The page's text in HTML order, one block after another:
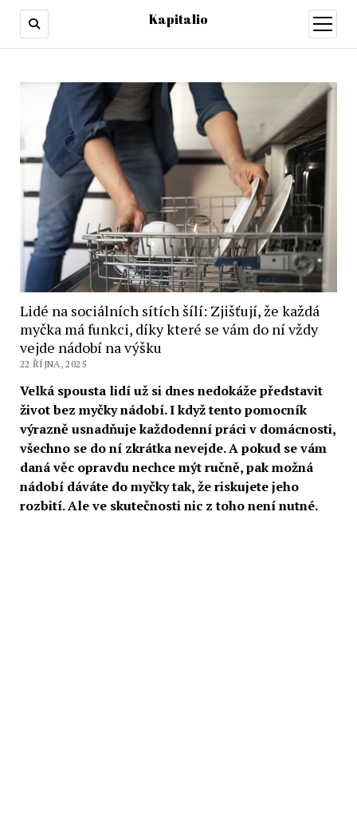
Kapitalio
otevřít
menu
Lidé na sociálních sítích šílí: Zjišťují, že každá
myčka má funkci, díky které se vám do ní vždy
vejde nádobí na výšku
22 ŘÍJNA, 2025
Velká spousta lidí už si dnes nedokáže představit
život bez myčky nádobí. I když tento pomocník
výrazně usnadňuje každodenní práci v domácnosti,
všechno se do ní zkrátka nevejde. A pokud se vám
daná věc opravdu nechce mýt ručně, pak možná
nádobí dáváte do myčky tak, že riskujete jeho
rozbití. Ale ve skutečnosti nic z toho není nutné.